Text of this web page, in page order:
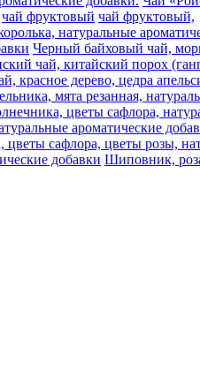
чай фруктовый чай фруктовый,
натуральные
Черный байховый чай,
чай, китайский порох
красное дерево, цедра
мята резанная,
цветы сафлора,
ароматические
сафлора, цветы розы,
добавки Шиповник,